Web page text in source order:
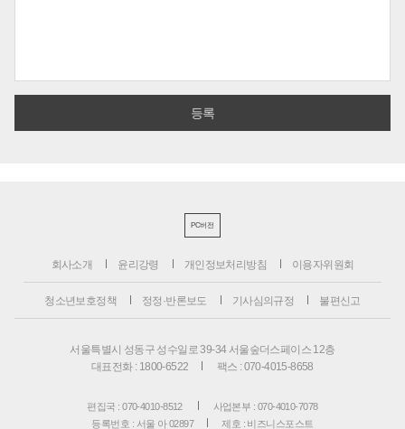
PC버전
회사소개 윤리강령 개인정보처리방침 이용자위원회
청소년보호정책 정정·반론보도 기사심의규정 불편신고
서울특별시 성동구 성수일로 39-34 서울숲더스페이스 12층
대표전화 : 1800-6522
팩스 : 070-4015-8658
편집국 : 070-4010-8512
사업본부 : 070-4010-7078
등록번호 : 서울 아 02897
제호 : 비즈니스포스트